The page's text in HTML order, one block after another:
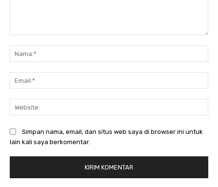
Simpan nama, email, dan situs web saya di browser ini untuk
lain kali saya berkomentar.